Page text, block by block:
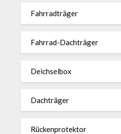
Fahr­rad­träger
Fahrrad-Dach­träger
Deich­selbox
Dach­träger
Rücken­pro­tektor